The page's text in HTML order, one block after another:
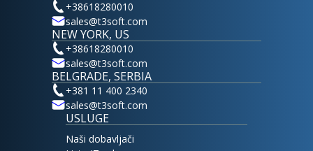
+38618280010
sales@t3soft.com
NEW YORK, US
+38618280010
sales@t3soft.com
BELGRADE, SERBIA
+381 11 400 2340
sales@t3soft.com
USLUGE
Naši dobavljači